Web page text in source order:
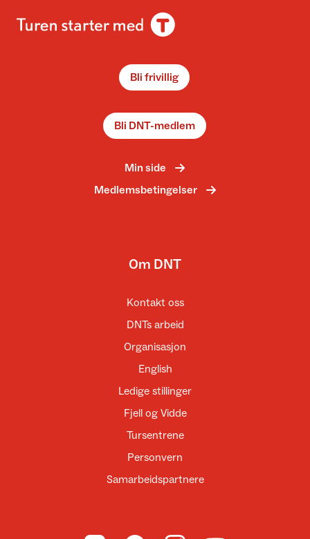
Bli frivillig
Bli DNT-medlem
Min side
Medlemsbetingelser
Om DNT
Kontakt oss
DNTs arbeid
Organisasjon
English
Ledige stillinger
Fjell og Vidde
Tursentrene
Personvern
Samarbeidspartnere